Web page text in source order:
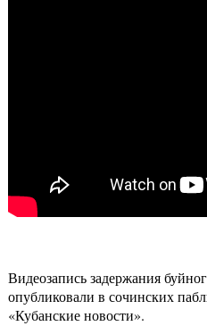
Видеозапись задержания
опубликовали в сочинских
«Кубанские новости».